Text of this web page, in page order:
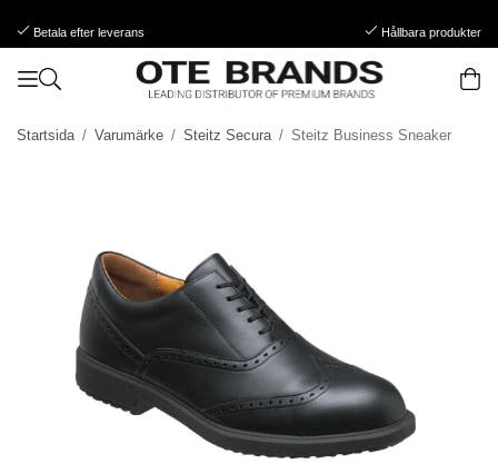
Betala efter leverans Hållbara produkter
Startsida / Varumärke / Steitz Secura / Steitz Business Sneaker